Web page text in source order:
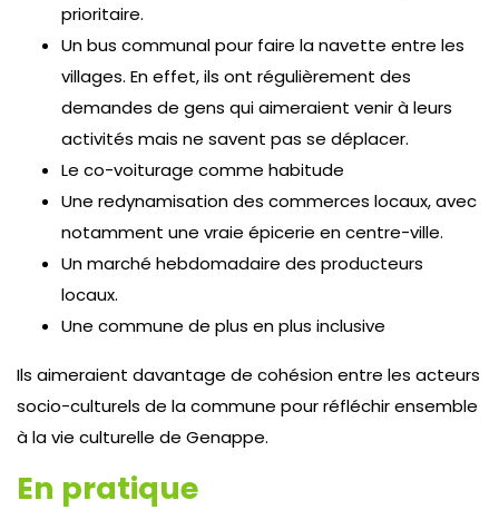
prioritaire.
Un bus communal pour faire la navette entre les
villages. En effet, ils ont régulièrement des
demandes de gens qui aimeraient venir à leurs
activités mais ne savent pas se déplacer.
Le co-voiturage comme habitude
Une redynamisation des commerces locaux, avec
notamment une vraie épicerie en centre-ville.
Un marché hebdomadaire des producteurs
locaux.
Une commune de plus en plus inclusive
Ils aimeraient davantage de cohésion entre les acteurs
socio-culturels de la commune pour réfléchir ensemble
à la vie culturelle de Genappe.
En pratique